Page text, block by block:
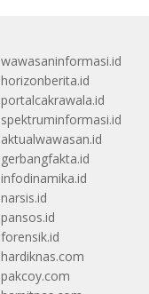
wawasaninformasi.id
horizonberita.id
portalcakrawala.id
spektruminformasi.id
aktualwawasan.id
gerbangfakta.id
infodinamika.id
narsis.id
pansos.id
forensik.id
hardiknas.com
pakcoy.com